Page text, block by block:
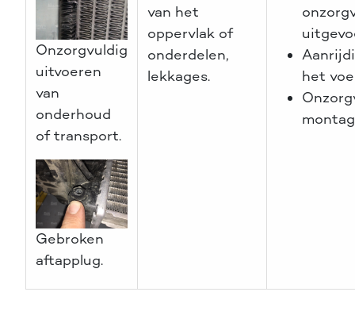
Onzorgvuldig
uitvoeren
van
onderhoud
of transport.
Gebroken
aftapplug.
van het
oppervlak of
onderdelen,
lekkages.
het